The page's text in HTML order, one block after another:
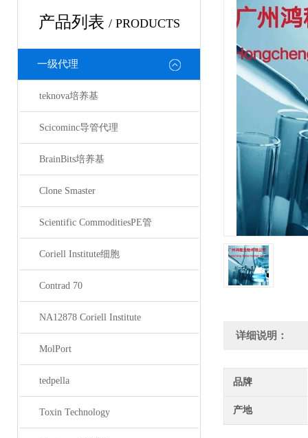
产品列表 / PRODUCTS
一级代理
teknova培养基
Scicominc导管代理
BrainBits培养基
Clone Smaster
Scientific CommoditiesPE管
Coriell Institute细胞
Contrad 70
NA12878 Coriell Institute
MolPort
tedpella
Toxin Technology
详细说明：
品牌
产地